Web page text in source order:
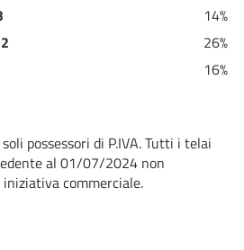
14%
26%
16%
possessori di P.IVA. Tutti i telai
al 01/07/2024 non
commerciale.